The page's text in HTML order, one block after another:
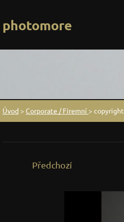
photomore
Úvod > Corporate / Firemní >
Předchozí